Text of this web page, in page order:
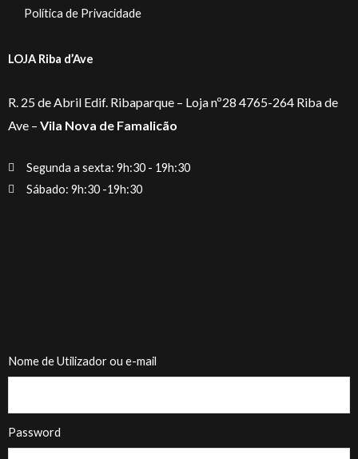
Política de Privacidade
LOJA Riba d’Ave
R. 25 de Abril Edif. Ribaparque – Loja nº28 4765-264 Riba de
Ave – Vila Nova de Famalicão
Segunda a sexta: 9h:30 - 19h:30
Sábado: 9h:30 -19h:30
Nome de Utilizador ou e-mail
Password